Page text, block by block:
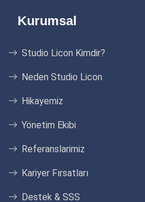
Kurumsal
Studio Licon Kimdir?
Neden Studio Licon
Hikayemiz
Yönetim Ekibi
Referanslarimiz
Kariyer Fırsatları
Destek & SSS